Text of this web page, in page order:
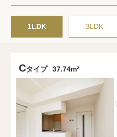
1LDK 3LDK
Cタイプ 37.74m²